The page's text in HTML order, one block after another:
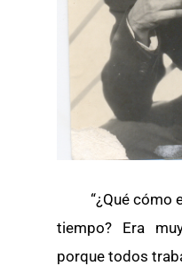
“¿Qué cómo
tiempo? Era
porque todos